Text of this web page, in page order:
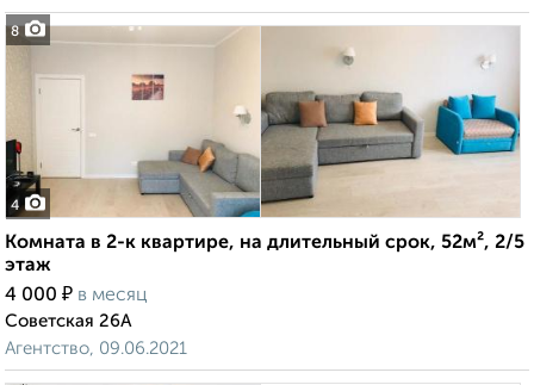
8
4
Комната в 2-к квартире, на длительный срок, 52м², 2/5
этаж
4 000 ₽ в месяц
Советская 26А
Агентство, 09.06.2021